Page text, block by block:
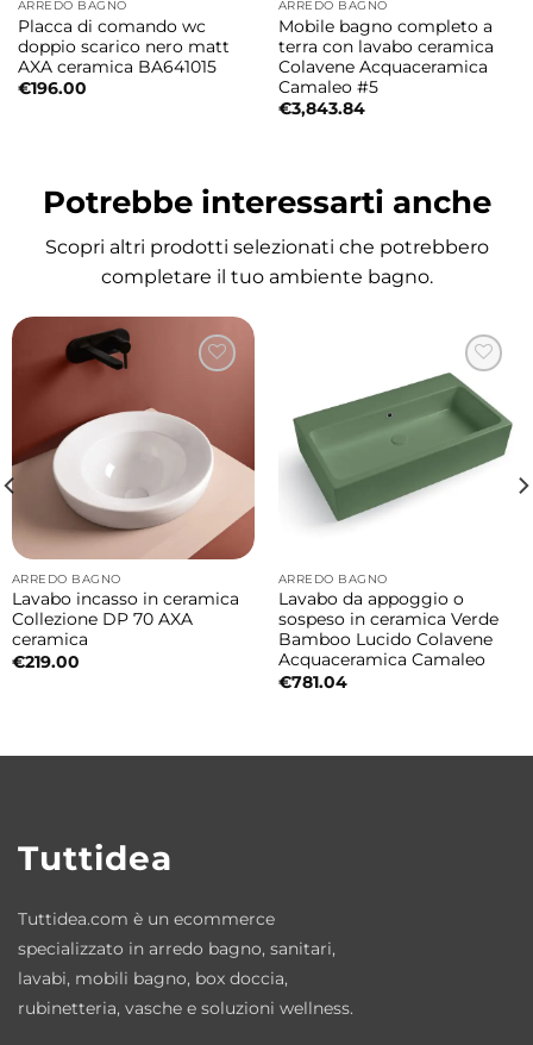
moderne e l’ampio invaso garantiscono
comfort durante l’utilizzo e contribuiscono a
creare un ambiente elegante e accogliente.
integrare la vasca all’interno della muratura o
di strutture rivestite, creando un risultato
estetico essenziale e raffinato. Questa
completamente il rivestimento esterno e
valorizzare il progetto bagno.
Comfort e relax quotidiano
Grazie alla forma ergonomica e alle
dimensioni ben proporzionate, la vasca Wap
offre una piacevole esperienza di
immersione, ideale per concedersi momenti
di relax e benessere all’interno della propria
casa.
Materiali di qualità e finiture eleganti
lucido, materiale resistente, durevole e
e una lunga durata nel tempo. La struttura
oppure con guscio e telaio per facilitare
l’installazione.
Perché scegliere Wap Colacril da incasso
ARREDO BAGNO
Placca di comando wc
doppio scarico nero matt
AXA ceramica BA641015
€196.00
ARREDO BAGNO
Mobile bagno completo a
terra con lavabo ceramica
Colavene Acquaceramica
Camaleo #5
€3,843.84
Potrebbe interessarti anche
Scopri altri prodotti selezionati che potrebbero
completare il tuo ambiente bagno.
ARREDO BAGNO
Lavabo incasso in ceramica
Collezione DP 70 AXA
ceramica
€219.00
ARREDO BAGNO
Lavabo da appoggio o
sospeso in ceramica Verde
Bamboo Lucido Colavene
Acquaceramica Camaleo
€781.04
Tuttidea
Tuttidea.com è un ecommerce
specializzato in arredo bagno, sanitari,
lavabi, mobili bagno, box doccia,
rubinetteria, vasche e soluzioni wellness.